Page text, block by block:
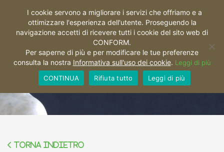
Databenc
Torna indietro
I cookie servono a migliorare i servizi che offriamo e a
ottimizzare l'esperienza dell'utente. Proseguendo la
navigazione accetti di ricevere tutti i cookie del sito web di
CONFORM.
Per saperne di più e per modificare le tue preferenze
consulta la nostra Informativa sull'uso dei cookie. Leggi di più
CONTINUA
Rifiuta tutto Leggi di più